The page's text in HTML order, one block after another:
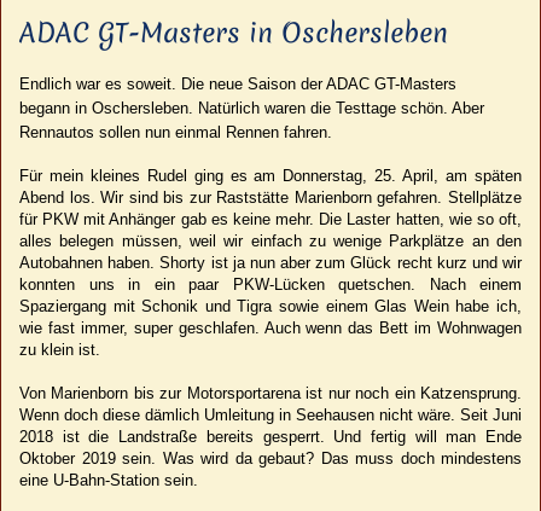
ADAC GT-Masters in Oschersleben
Endlich war es soweit. Die neue Saison der ADAC GT-Masters
begann in Oschersleben. Natürlich waren die Testtage schön. Aber
Rennautos sollen nun einmal Rennen fahren.
Für mein kleines Rudel ging es am Donnerstag, 25. April, am späten
Abend los. Wir sind bis zur Raststätte Marienborn gefahren. Stellplätze
für PKW mit Anhänger gab es keine mehr. Die Laster hatten, wie so oft,
alles belegen müssen, weil wir einfach zu wenige Parkplätze an den
Autobahnen haben. Shorty ist ja nun aber zum Glück recht kurz und wir
konnten uns in ein paar PKW-Lücken quetschen. Nach einem
Spaziergang mit Schonik und Tigra sowie einem Glas Wein habe ich,
wie fast immer, super geschlafen. Auch wenn das Bett im Wohnwagen
zu klein ist.
Von Marienborn bis zur Motorsportarena ist nur noch ein Katzensprung.
Wenn doch diese dämlich Umleitung in Seehausen nicht wäre. Seit Juni
2018 ist die Landstraße bereits gesperrt. Und fertig will man Ende
Oktober 2019 sein. Was wird da gebaut? Das muss doch mindestens
eine U-Bahn-Station sein.